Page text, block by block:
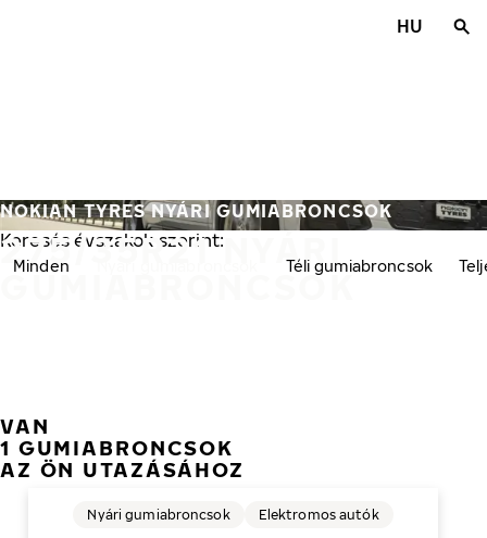
HU
275/35R21 NYÁRI
GUMIABRONCSOK
NOKIAN TYRES NYÁRI GUMIABRONCSOK
Keresés évszakok szerint:
Minden Téli gumiabroncsok
VAN
1 GUMIABRONCSOK
AZ ÖN UTAZÁSÁHOZ
Nyári gumiabroncsok Elektromos autók